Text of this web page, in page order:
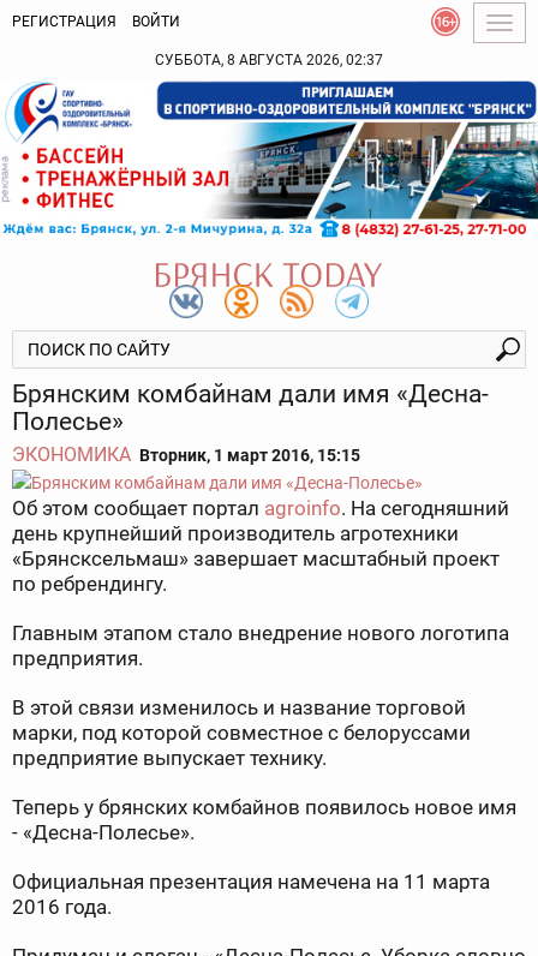
РЕГИСТРАЦИЯ ВОЙТИ
СУББОТА, 8 АВГУСТА 2026, 02:37
Брянским комбайнам дали имя «Десна-
Полесье»
ЭКОНОМИКА Вторник, 1 март 2016, 15:15
Об этом сообщает портал agroinfo. На сегодняшний
день крупнейший производитель агротехники
«Брянсксельмаш» завершает масштабный проект
по ребрендингу.
Главным этапом стало внедрение нового логотипа
предприятия.
В этой связи изменилось и название торговой
марки, под которой совместное с белоруссами
предприятие выпускает технику.
Теперь у брянских комбайнов появилось новое имя
- «Десна-Полесье».
Официальная презентация намечена на 11 марта
2016 года.